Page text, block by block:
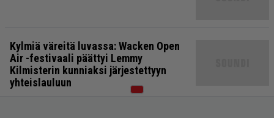
Kylmiä väreitä luvassa: Wacken Open
Air -festivaali päättyi Lemmy
Kilmisterin kunniaksi järjestettyyn
yhteislauluun